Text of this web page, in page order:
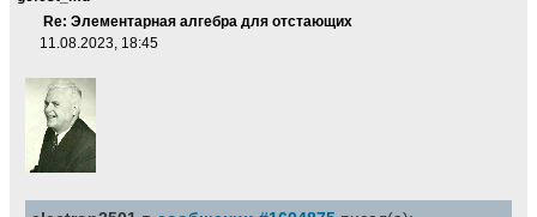
Re: Элементарная алгебра для отстающих
11.08.2023, 18:45